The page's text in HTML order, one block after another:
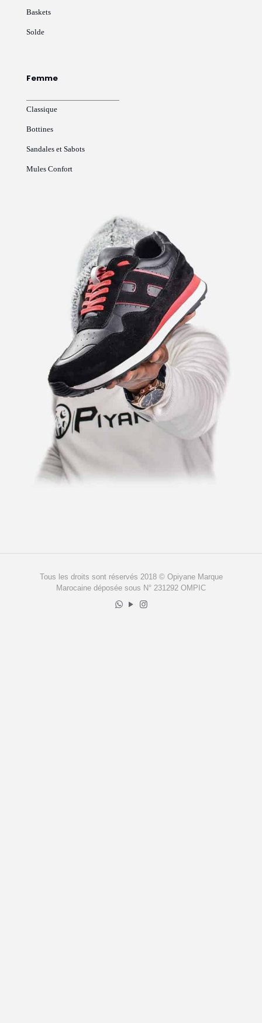
Baskets
Solde
Femme
Classique
Bottines
Sandales et Sabots
Mules Confort
Tous les droits sont réservés 2018 © Opiyane Marque
Marocaine déposée sous N° 231292 OMPIC